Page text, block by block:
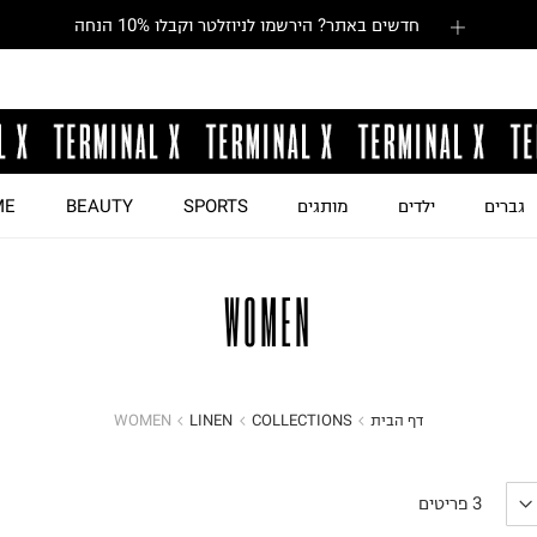
חדשים באתר? הירשמו לניוזלטר וקבלו 10% הנחה
גברים ילדים מותגים SPORTS
BEAUTY
WOMEN
דף הבית COLLECTIONS
LINEN
WOMEN
3 פריטים